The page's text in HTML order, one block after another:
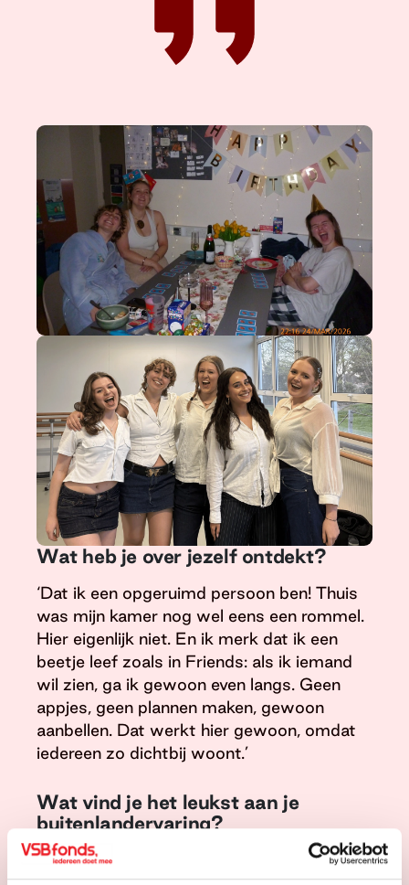
Wat heb je over jezelf ontdekt?
‘Dat ik een opgeruimd persoon ben! Thuis
was mijn kamer nog wel eens een rommel.
Hier eigenlijk niet. En ik merk dat ik een
beetje leef zoals in Friends: als ik iemand
wil zien, ga ik gewoon even langs. Geen
appjes, geen plannen maken, gewoon
aanbellen. Dat werkt hier gewoon, omdat
iedereen zo dichtbij woont.’
Wat vind je het leukst aan je
buitenlandervaring?
‘De mensen die ik hier ontmoet. Ik maak